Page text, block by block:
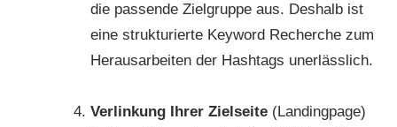
die passende Zielgruppe aus. Deshalb ist
eine strukturierte Keyword Recherche zum
Herausarbeiten der Hashtags unerlässlich.
Verlinkung Ihrer Zielseite(Landingpage)